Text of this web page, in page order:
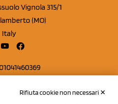
Vignola 315/1
(MO)
Italy
Euro 50.000,00 i.v.
Rifiuta cookie non necessari ✕